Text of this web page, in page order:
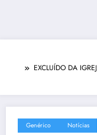
EXCLUÍDO DA
Genérico Notícias